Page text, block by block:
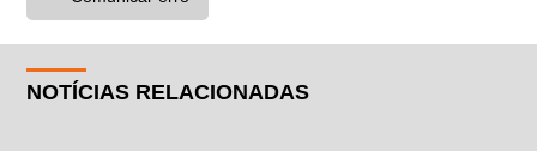
NOTÍCIAS RELACIONADAS